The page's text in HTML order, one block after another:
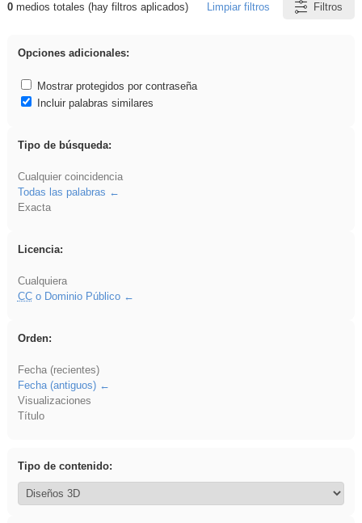
Resultados de: iessanisidro
0medios totales (hay filtros aplicados) Limpiar filtros Filtros
Opciones adicionales:
Mostrar protegidos por contraseña
Incluir palabras similares
Tipo de búsqueda:
Cualquier coincidencia
Todas las palabras
Exacta
Licencia:
Cualquiera
CCo Dominio Público
Orden:
Fecha (recientes)
Fecha (antiguos)
Visualizaciones
Título
Tipo de contenido: